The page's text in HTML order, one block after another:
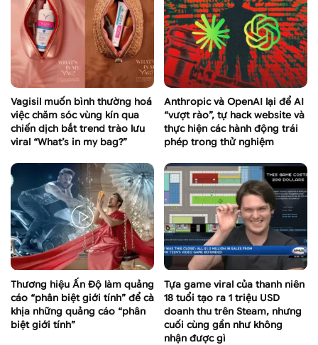
Vagisil muốn bình thường hoá
việc chăm sóc vùng kín qua
chiến dịch bắt trend trào lưu
viral “What’s in my bag?”
Anthropic và OpenAI lại để AI
“vượt rào”, tự hack website và
thực hiện các hành động trái
phép trong thử nghiệm
Thương hiệu Ấn Độ làm quảng
cáo “phân biệt giới tính” để cà
khịa những quảng cáo “phân
biệt giới tính”
Tựa game viral của thanh niên
18 tuổi tạo ra 1 triệu USD
doanh thu trên Steam, nhưng
cuối cùng gần như không
nhận được gì